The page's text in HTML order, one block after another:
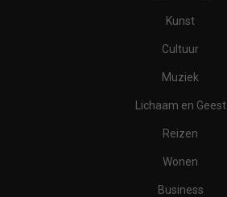
Kunst
Cultuur
Muziek
Lichaam en Geest
Reizen
Wonen
Business